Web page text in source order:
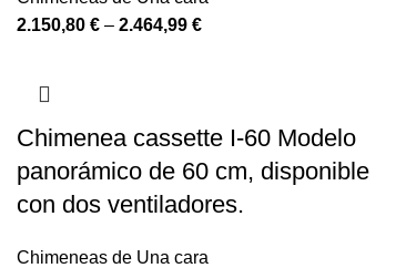
2.150,80 € – 2.464,99 €
Chimenea cassette I-60 Modelo
panorámico de 60 cm, disponible
con dos ventiladores.
Chimeneas de Una cara